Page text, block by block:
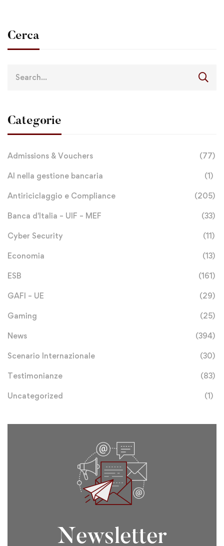
Cerca
Categorie
Admissions & Vouchers (77)
AI nella gestione bancaria (1)
Antiriciclaggio e Compliance (205)
Banca d'Italia – UIF – MEF (33)
Cyber Security (11)
Economia (13)
ESB (161)
GAFI – UE (29)
Gaming (25)
News (394)
Scenario Internazionale (30)
Testimonianze (83)
Uncategorized (1)
Newsletter